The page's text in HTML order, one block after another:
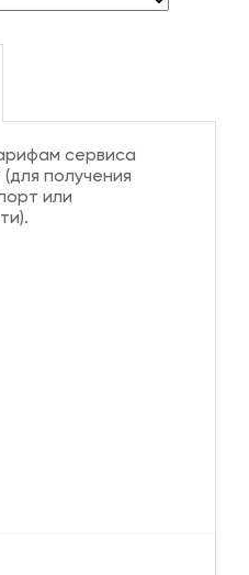
сервиса
получения
или